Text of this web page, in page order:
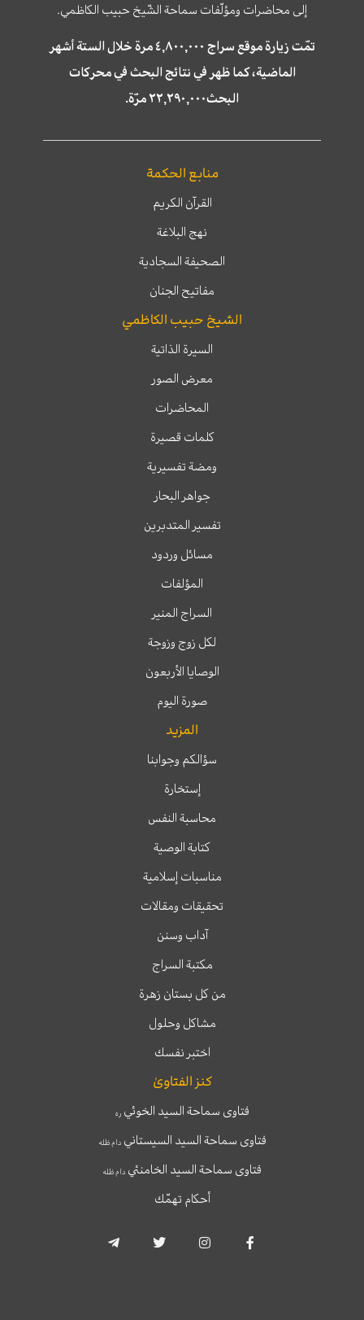
إلى محاضرات ومؤلّفات سماحة الشّيخ حبيب الكاظمي.
تمّت زيارة موقع سراج ٤,٨٠٠,٠٠٠ مرة خلال الستة أشهر
الماضية، كما ظهر في نتائج البحث في محركات
البحث٢٢,٢٩٠,٠٠٠ مرّة.
منابع الحكمة
القرآن الكريم
نهج البلاغة
الصحيفة السجادية
مفاتيح الجنان
الشيخ حبيب الكاظمي
السيرة الذاتية
معرض الصور
المحاضرات
كلمات قصيرة
ومضة تفسيرية
جواهر البحار
تفسير المتدبرين
مسائل وردود
المؤلفات
السراج المنير
لكل زوج وزوجة
الوصايا الأربعون
صورة اليوم
المزيد
سؤالكم وجوابنا
إستخارة
محاسبة النفس
كتابة الوصية
مناسبات إسلامية
تحقيقات ومقالات
آداب وسنن
مكتبة السراج
من كل بستان زهرة
مشاكل وحلول
اختبر نفسك
كنز الفتاوىٰ
فتاوى سماحة السيد الخوئيره
فتاوى سماحة السيد السيستانيدام ظله
فتاوى سماحة السيد الخامنئي دام ظله
أحكام تهمّك
a
c
s
i
l